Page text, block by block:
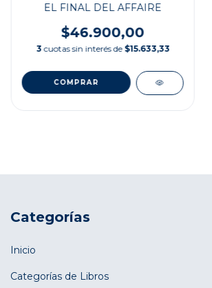
EL FINAL DEL AFFAIRE
$46.900,00
3 cuotas sin interés de $15.633,33
Categorías
Inicio
Categorías de Libros